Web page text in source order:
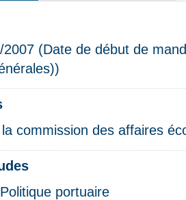
2007 (Date de début de
commission des affaires
portuaire